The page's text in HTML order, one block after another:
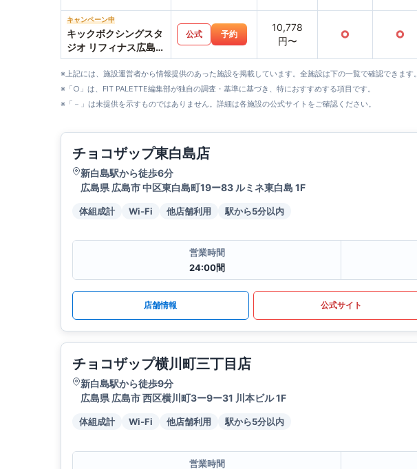
キャンペーン中
キックボクシングスタ
ジオ リフィナス広島八
丁堀店
公式 予約
10,778
円〜
○ ○
※上記には、施設運営者から情報提供のあった施設を掲載しています。全施設は下の一覧で確認できます。
※「○」は、FIT PALETTE編集部が独自の調査・基準に基づき、特におすすめする項目です。
※「－」は未提供を示すものではありません。詳細は各施設の公式サイトをご確認ください。
チョコザップ東白島店
新白島駅から徒歩6分
広島県 広島市 中区東白島町19ー83 ルミネ東白島 1F
体組成計 Wi-Fi 他店舗利用 駅から5分以内
営業時間
24:00間
店舗情報 公式サイト
チョコザップ横川町三丁目店
新白島駅から徒歩9分
広島県 広島市 西区横川町3ー9ー31 川本ビル 1F
体組成計 Wi-Fi 他店舗利用 駅から5分以内
営業時間